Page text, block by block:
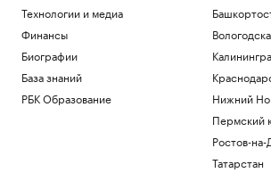
Видеоитоги РБК
Подписка на РБК
Что будет после принятия сенатом
билля Грэма о санкциях против России
Политика
Минтруд раскрыл, кто получит право
Киты, тундра и космические пейзажи:
Технологии и медиа
Финансы
Биографии
База знаний
РБК Образование
Нижний
Пермский
Ростов-на-
Татарстан